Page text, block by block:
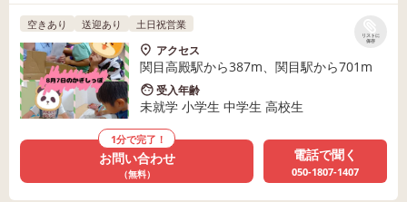
リストに
保存
空きあり 送迎あり 土日祝営業
アクセス
関目高殿駅から387m、関目駅から701m
受入年齢
未就学 小学生 中学生 高校生
1分で完了！
お問い合わせ
（無料）
電話で聞く
050-1807-1407